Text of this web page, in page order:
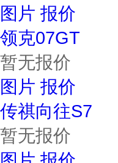
图片 报价
领克07GT
暂无报价
图片 报价
传祺向往S7
暂无报价